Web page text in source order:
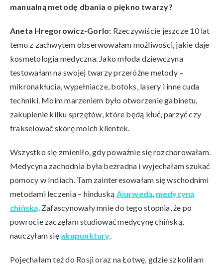
manualną metodę dbania o piękno twarzy?
Aneta Hregorowicz-Gorlo: Rzeczywiście jeszcze 10 lat
temu z zachwytem obserwowałam możliwości, jakie daje
kosmetologia medyczna. Jako młoda dziewczyna
testowałam na swojej twarzy przeróżne metody –
mikronakłucia, wypełniacze, botoks, lasery i inne cuda
techniki. Moim marzeniem było otworzenie gabinetu,
zakupienie kilku sprzętów, które będą kłuć, parzyć czy
frakselować skórę moich klientek.
Wszystko się zmieniło, gdy poważnie się rozchorowałam.
Medycyna zachodnia była bezradna i wyjechałam szukać
pomocy w Indiach. Tam zainteresowałam się wschodnimi
metodami leczenia – hinduską Ajurwedą, medycyną
chińską. Zafascynowały mnie do tego stopnia, że po
powrocie zaczęłam studiować medycynę chińską,
nauczyłam się akupunktury.
Pojechałam też do Rosji oraz na Łotwę, gdzie szkoliłam